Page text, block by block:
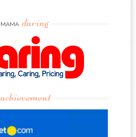
MAMA daring
achievement